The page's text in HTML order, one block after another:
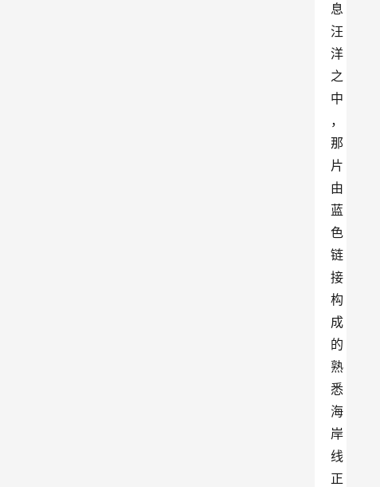
息
汪
洋
之
中
，
那
片
由
蓝
色
链
接
构
成
的
熟
悉
海
岸
线
正